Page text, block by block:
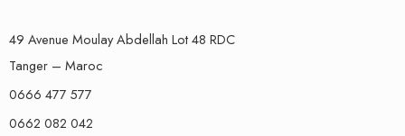
49 Avenue Moulay Abdellah Lot 48 RDC
Tanger – Maroc
0666 477 577
0662 082 042